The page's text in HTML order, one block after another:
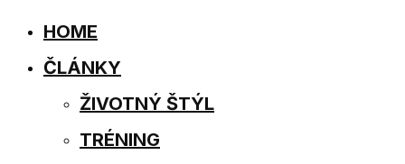
HOME
ČLÁNKY
ŽIVOTNÝ ŠTÝL
TRÉNING